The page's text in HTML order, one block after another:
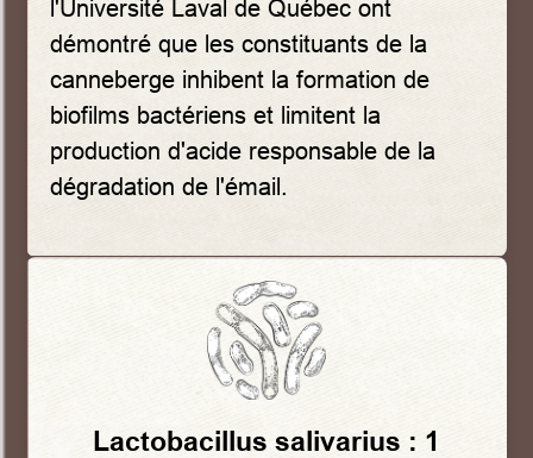
l'Université Laval de Québec ont
démontré que les constituants de la
canneberge inhibent la formation de
biofilms bactériens et limitent la
production d'acide responsable de la
dégradation de l'émail.
Lactobacillus salivarius : 1